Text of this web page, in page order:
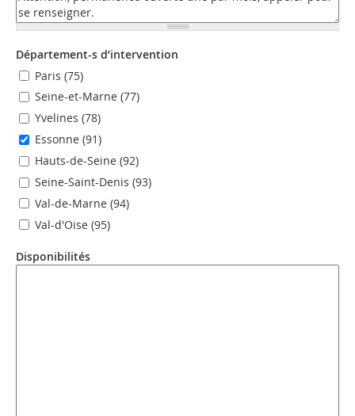
Département-s d’intervention
Paris (75)
Seine-et-Marne (77)
Yvelines (78)
Essonne (91)
Hauts-de-Seine (92)
Seine-Saint-Denis (93)
Val-de-Marne (94)
Val-d'Oise (95)
Disponibilités